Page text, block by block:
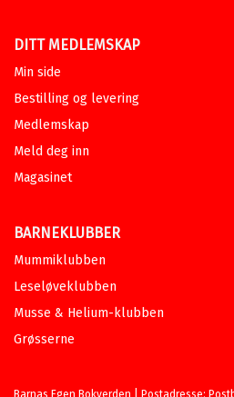
DITT MEDLEMSKAP
Min side
Bestilling og levering
Medlemskap
Meld deg inn
Magasinet
BARNEKLUBBER
Mummiklubben
Leseløveklubben
Musse & Helium-klubben
Grøsserne